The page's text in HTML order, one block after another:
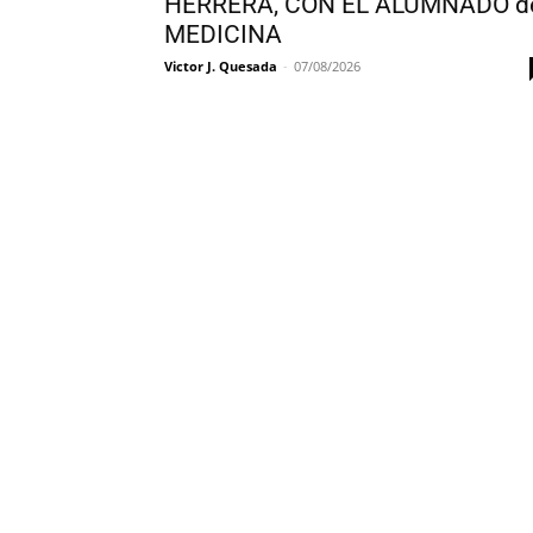
MEDICINA
Victor J. Quesada - 07/08/2026